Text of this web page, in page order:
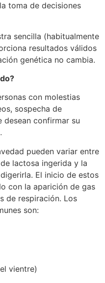
toma de decisiones
sencilla (habitualmente
resultados válidos
genética no cambia.
con molestias
sospecha de
desean confirmar su
pueden variar entre
lactosa ingerida y la
El inicio de estos
con la aparición de gas
de respiración. Los
son:
vientre)